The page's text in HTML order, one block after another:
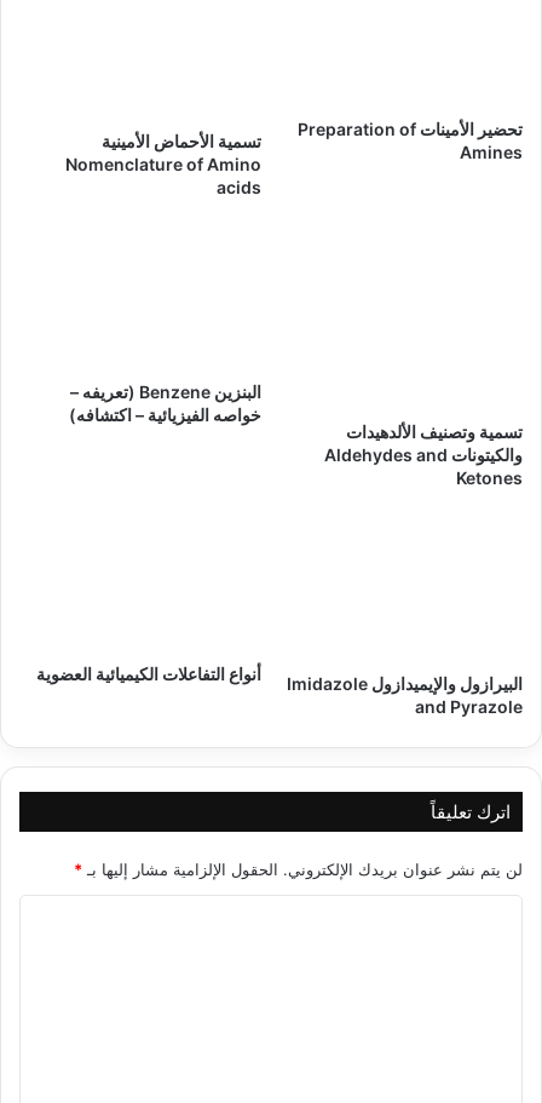
تحضير الأمينات Preparation of
Amines
تسمية الأحماض الأمينية
Nomenclature of Amino
acids
تسمية وتصنيف الألدهيدات
والكيتونات Aldehydes and
Ketones
البنزين Benzene (تعريفه –
خواصه الفيزيائية – اكتشافه)
البيرازول والإيميدازول Imidazole
and Pyrazole
أنواع التفاعلات الكيميائية العضوية
اترك تعليقاً
لن يتم نشر عنوان بريدك الإلكتروني. الحقول الإلزامية مشار إليها بـ *